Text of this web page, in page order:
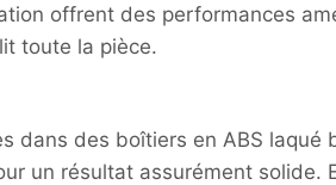
offrent des performances
toute la pièce.
dans des boîtiers en ABS laqué
un résultat assurément